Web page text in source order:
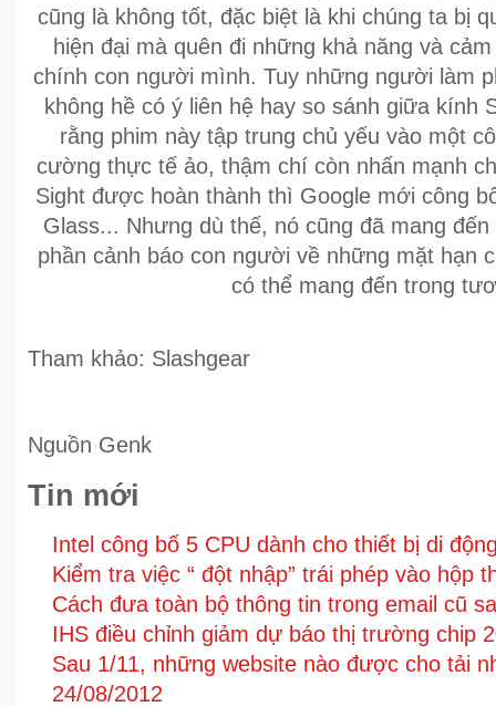
cũng là không tốt, đặc biệt là khi chúng ta bị
hiện đại mà quên đi những khả năng và
chính con người mình. Tuy những người làm
không hề có ý liên hệ hay so sánh giữa kính
rằng phim này tập trung chủ yếu vào một
cường thực tế ảo, thậm chí còn nhấn mạnh
Sight được hoàn thành thì Google mới công
Glass... Nhưng dù thế, nó cũng đã mang
phần cảnh báo con người về những mặt hạn
có thể mang đến trong
Tham khảo: Slashgear
Nguồn Genk
Tin mới
Intel công bố 5 CPU dành cho thiết bị di
Kiểm tra việc “ đột nhập” trái phép vào hộp
Cách đưa toàn bộ thông tin trong email cũ
IHS điều chỉnh giảm dự báo thị trường chip
Sau 1/11, những website nào được cho tải
24/08/2012